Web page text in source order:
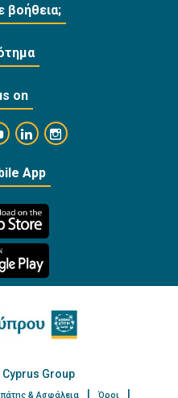
βοήθεια;
on
twitter.com/bankofcyprus_
https://www.youtube.com/user/
https://www.linkedin.com/
https://
App
Cyprus Group
& Ασφάλεια Όροι